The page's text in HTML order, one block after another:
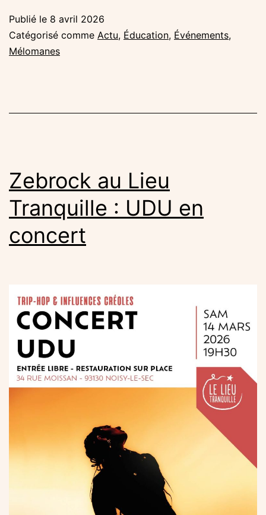
2026
!
Publié le 8 avril 2026
Catégorisé comme Actu, Éducation, Événements,
Mélomanes
Zebrock au Lieu
Tranquille : UDU en
concert